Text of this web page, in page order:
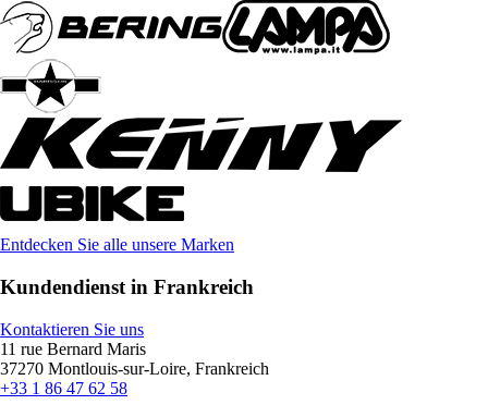
Entdecken Sie alle unsere Marken
Kundendienst in Frankreich
Kontaktieren Sie uns
11 rue Bernard Maris
37270 Montlouis-sur-Loire, Frankreich
+33 1 86 47 62 58